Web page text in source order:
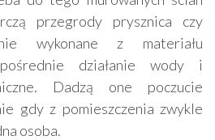
przegrody prysznica czy
wykonane z materiału
działanie wody i
Dadzą one poczucie
gdy z pomieszczenia zwykle
osoba.